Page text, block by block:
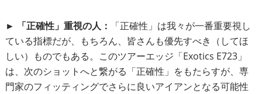
► 「正確性」重視の人：
「正確性」は我々が一番重要視し
ている指標だが、もちろん、皆さんも優先すべき（してほ
しい）ものでもある。このツアーエッジ「Exotics E723」
は、次のショットへと繋がる「正確性」をもたらすが、専
門家のフィッティングでさらに良いアイアンとなる可能性